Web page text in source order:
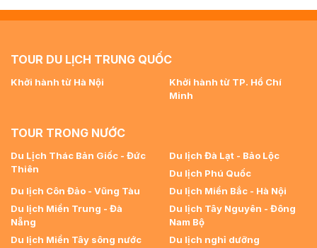
TOUR DU LỊCH TRUNG QUỐC
Khởi hành từ Hà Nội
Khởi hành từ TP. Hồ Chí
Minh
TOUR TRONG NƯỚC
Du Lịch Thác Bản Giốc - Đức
Thiên
Du lịch Đà Lạt - Bảo Lộc
Du lịch Phú Quốc
Du lịch Côn Đảo - Vũng Tàu
Du lịch Miền Bắc - Hà Nội
Du lịch Miền Trung - Đà
Nẵng
Du lịch Tây Nguyên - Đông
Nam Bộ
Du lịch Miền Tây sông nước
Du lịch nghỉ dưỡng